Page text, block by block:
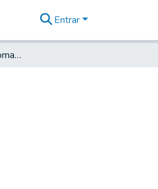
Entrar
Para o Sargento Mor Comandante de Santos